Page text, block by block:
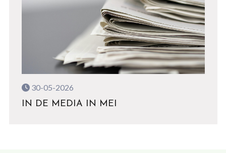
30-05-2026
IN DE MEDIA IN MEI